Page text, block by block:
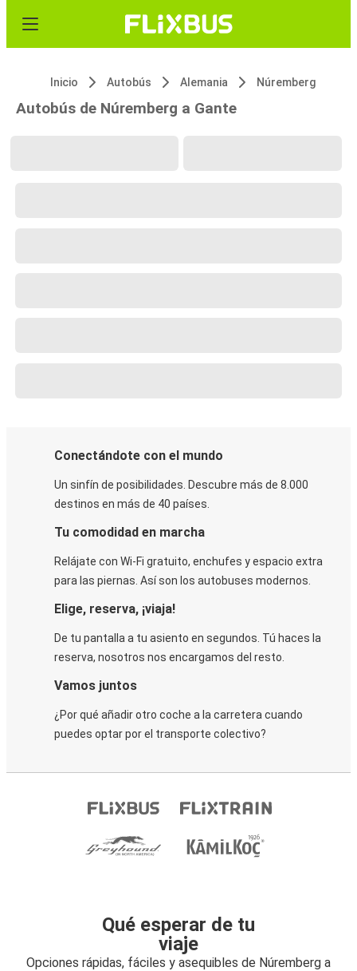
Inicio Autobús Alemania Núremberg
Autobús de Núremberg a Gante
Conectándote con el mundo
Un sinfín de posibilidades. Descubre más de 8.000
destinos en más de 40 países.
Tu comodidad en marcha
Relájate con Wi-Fi gratuito, enchufes y espacio extra
para las piernas. Así son los autobuses modernos.
Elige, reserva, ¡viaja!
De tu pantalla a tu asiento en segundos. Tú haces la
reserva, nosotros nos encargamos del resto.
Vamos juntos
¿Por qué añadir otro coche a la carretera cuando
puedes optar por el transporte colectivo?
Qué esperar de tu
viaje
Opciones rápidas, fáciles y asequibles de Núremberg a